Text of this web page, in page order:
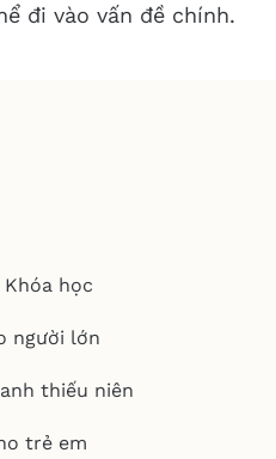
đi vào vấn đề chính.
Khóa học
người lớn
thiếu niên
trẻ em